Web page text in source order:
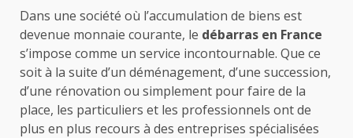
Dans une société où l’accumulation de biens est
devenue monnaie courante, le débarras en France
s’impose comme un service incontournable. Que ce
soit à la suite d’un déménagement, d’une succession,
d’une rénovation ou simplement pour faire de la
place, les particuliers et les professionnels ont de
plus en plus recours à des entreprises spécialisées